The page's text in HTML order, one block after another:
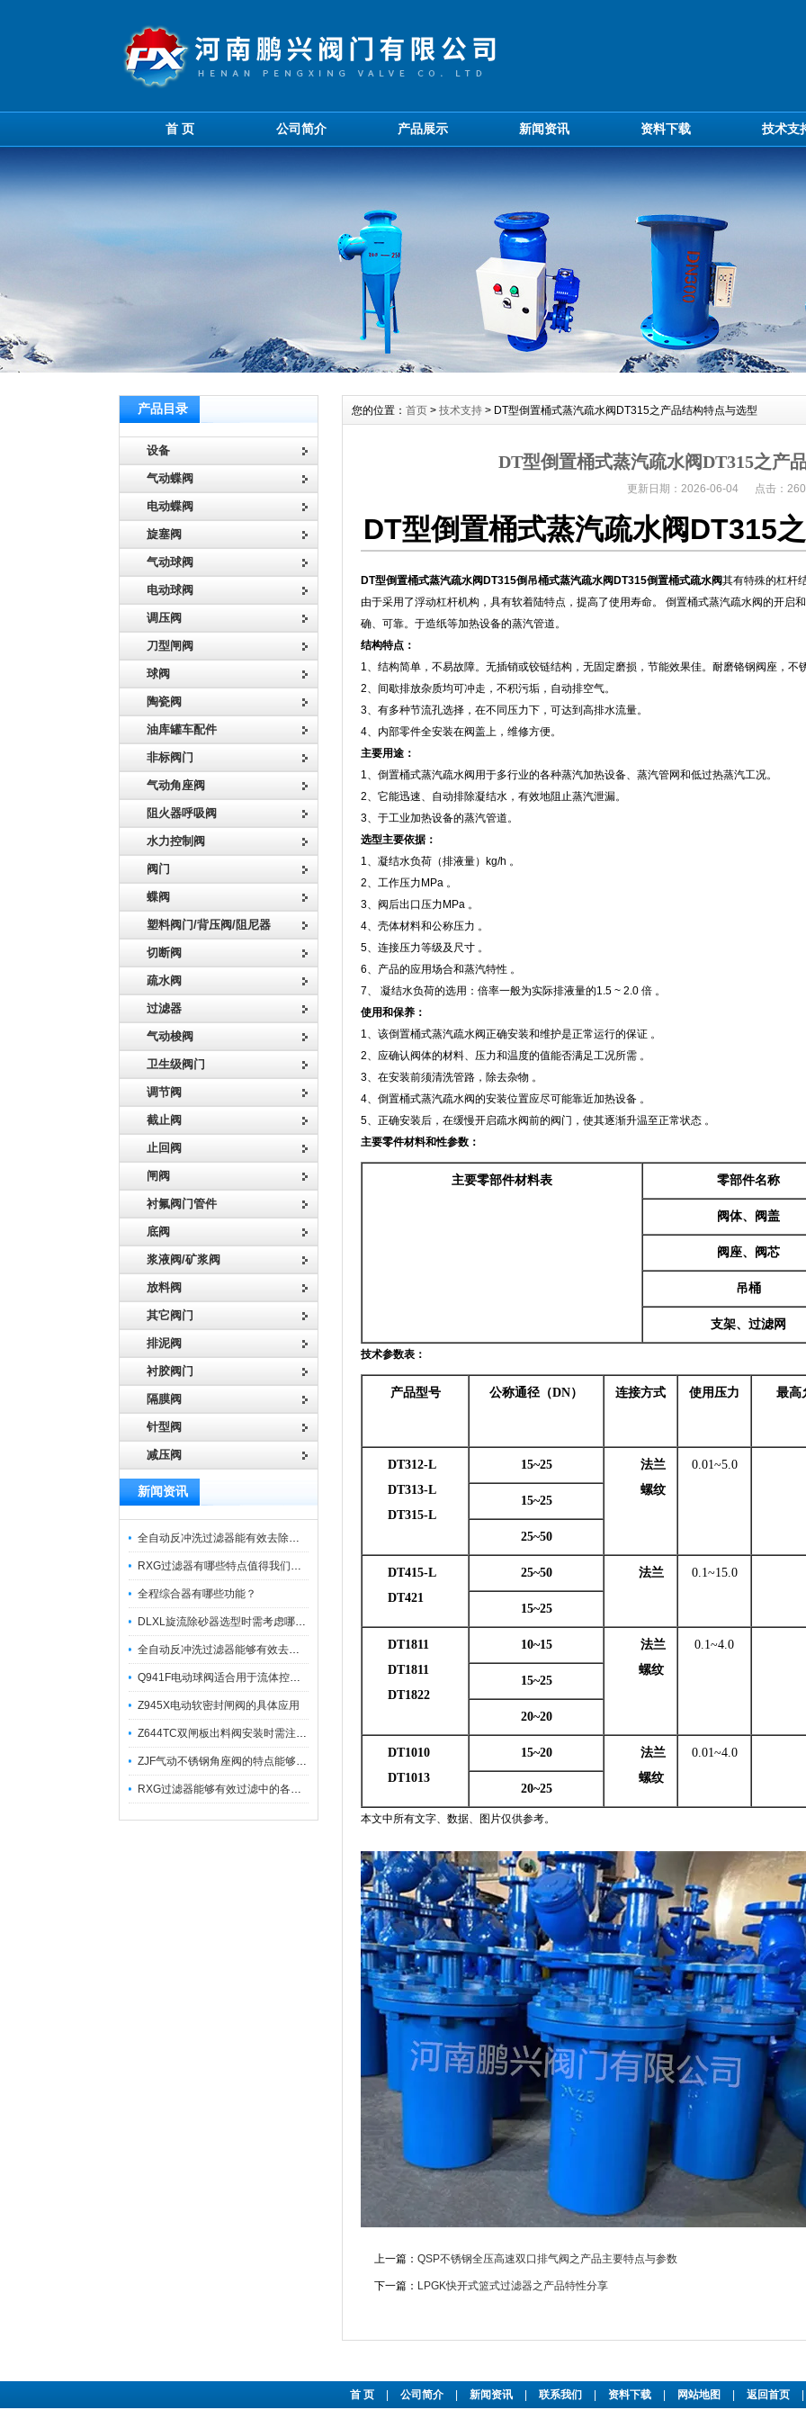
首 页 公司简介 产品展示 新闻资讯 资料下载 技术支
产品目录
设备
气动蝶阀
电动蝶阀
旋塞阀
气动球阀
电动球阀
调压阀
刀型闸阀
球阀
陶瓷阀
油库罐车配件
非标阀门
气动角座阀
阻火器呼吸阀
水力控制阀
阀门
蝶阀
塑料阀门/背压阀/阻尼器
切断阀
疏水阀
过滤器
气动梭阀
卫生级阀门
调节阀
截止阀
止回阀
闸阀
衬氟阀门管件
底阀
浆液阀/矿浆阀
放料阀
其它阀门
排泥阀
衬胶阀门
隔膜阀
针型阀
减压阀
新闻资讯
全自动反冲洗过滤器能有效去除过滤介质上的杂质
RXG过滤器有哪些特点值得我们选择？
全程综合器有哪些功能？
DLXL旋流除砂器选型时需考虑哪些因素？
全自动反冲洗过滤器能够有效去除不同粒径的固体杂
Q941F电动球阀适合用于流体控制需要迅速反应的场合
Z945X电动软密封闸阀的具体应用
Z644TC双闸板出料阀安装时需注意哪些事项？
ZJF气动不锈钢角座阀的特点能够稳定地控制介质流量
RXG过滤器能够有效过滤中的各种杂质
您的位置： 首页 > 技术支持 > DT型倒置桶式蒸汽疏水阀DT315之产品结构特点与选型
DT型倒置桶式蒸汽疏水阀DT315之产
更新日期：2026-06-04 点击：260
DT型倒置桶式蒸汽疏水阀DT315
DT型倒置桶式蒸汽疏水阀DT315倒吊桶式蒸汽疏水阀 DT315倒置桶式疏水阀其有特殊的杠杆
由于采用了浮动杠杆机构，具有软着陆特点，提高了使用寿命。 倒置桶式蒸汽疏水阀的开启
确、可靠。于造纸等加热设备的蒸汽管道。
结构特点：
1、结构简单，不易故障。无插销或铰链结构，无固定磨损，节能效果佳。耐磨铬钢阀座，不
2、间歇排放杂质均可冲走，不积污垢，自动排空气。
3、有多种节流孔选择，在不同压力下，可达到高排水流量。
4、内部零件全安装在阀盖上，维修方便。
主要用途：
1、倒置桶式蒸汽疏水阀用于多行业的各种蒸汽加热设备、蒸汽管网和低过热蒸汽工况。
2、它能迅速、自动排除凝结水，有效地阻止蒸汽泄漏。
3、于工业加热设备的蒸汽管道。
选型主要依据：
1、凝结水负荷（排液量）kg/h 。
2、工作压力MPa 。
3、阀后出口压力MPa 。
4、壳体材料和公称压力 。
5、连接压力等级及尺寸 。
6、产品的应用场合和蒸汽特性 。
7、 凝结水负荷的选用：倍率一般为实际排液量的1.5 ~ 2.0 倍 。
使用和保养：
1、该倒置桶式蒸汽疏水阀正确安装和维护是正常运行的保证 。
2、应确认阀体的材料、压力和温度的值能否满足工况所需 。
3、在安装前须清洗管路，除去杂物 。
4、倒置桶式蒸汽疏水阀的安装位置应尽可能靠近加热设备 。
5、正确安装后，在缓慢开启疏水阀前的阀门，使其逐渐升温至正常状态 。
主要零件材料和性参数：
主要零部件材料表 零部件名称
阀体、阀盖
阀座、阀芯
吊桶
支架、过滤网
技术参数表：
产品型号 公称通径（DN） 连接方式 使用压力 最高
DT312-L
DT313-L
DT315-L
15~25
法兰
螺纹
0.01~5.0
15~25
25~50
DT415-L
DT421
25~50 法兰 0.1~15.0
15~25
DT1811
DT1811
DT1822
10~15
法兰
螺纹
0.1~4.0
15~25
20~20
DT1010
DT1013
15~20
法兰
螺纹
0.01~4.0
20~25
本文中所有文字、数据、图片仅供参考。
上一篇： QSP不锈钢全压高速双口排气阀之产品主要特点与参数
下一篇： LPGK快开式篮式过滤器之产品特性分享
首 页 公司简介 新闻资讯 联系我们 资料下载 网站地图 返回首页